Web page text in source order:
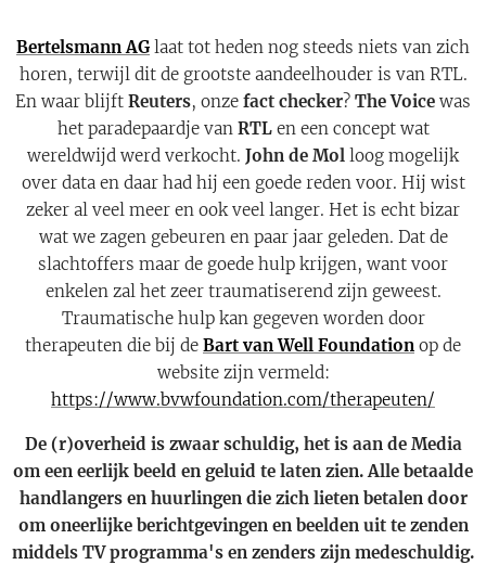
Bertelsmann AG laat tot heden nog steeds niets van zich
horen, terwijl dit de grootste aandeelhouder is van RTL.
En waar blijft Reuters, onze fact checker? The Voice was
het paradepaardje van RTLen een concept wat
wereldwijd werd verkocht. John de Mol loog mogelijk
over data en daar had hij een goede reden voor. Hij wist
zeker al veel meer en ook veel langer. Het is echt bizar
wat we zagen gebeuren en paar jaar geleden. Dat de
slachtoffers maar de goede hulp krijgen, want voor
enkelen zal het zeer traumatiserend zijn geweest.
Traumatische hulp kan gegeven worden door
therapeuten die bij de Bart van Well Foundation op de
website zijn vermeld:
https://www.bvwfoundation.com/therapeuten/
De (r)overheid is zwaar schuldig, het is aan de Media
om een eerlijk beeld en geluid te laten zien. Alle betaalde
handlangers en huurlingen die zich lieten betalen door
om oneerlijke berichtgevingen en beelden uit te zenden
middels TV programma's en zenders zijn medeschuldig.